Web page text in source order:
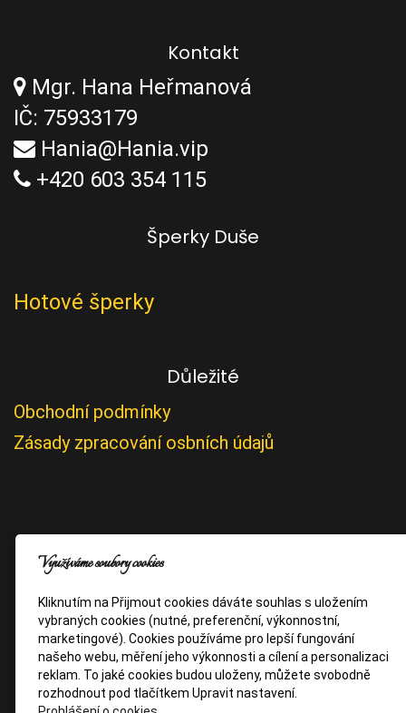
Kontakt
Mgr. Hana Heřmanová
IČ: 75933179
Hania@Hania.vip
+420 603 354 115
Šperky Duše
Hotové šperky
Důležité
Obchodní podmínky
Zásady zpracování osbních údajů
Využíváme soubory cookies
Kliknutím na Přijmout cookies dáváte souhlas s uložením
vybraných cookies (nutné, preferenční, výkonnostní,
marketingové). Cookies používáme pro lepší fungování
našeho webu, měření jeho výkonnosti a cílení a personalizaci
reklam. To jaké cookies budou uloženy, můžete svobodně
rozhodnout pod tlačítkem Upravit nastavení.